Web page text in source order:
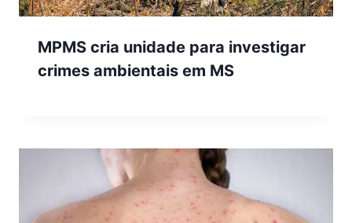
MPMS cria unidade para investigar
crimes ambientais em MS